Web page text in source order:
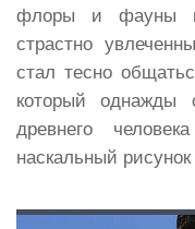
флоры и фауны
страстно
стал тесно
который однажды
древнего
наскальный